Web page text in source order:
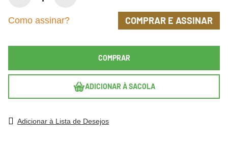
COMPRAR
ADICIONAR À SACOLA
Como assinar? COMPRAR E ASSINAR
Adicionar à Lista de Desejos